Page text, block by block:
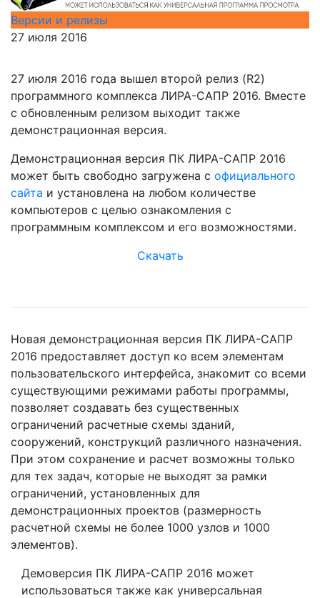
Версии и релизы
27 июля 2016
27 июля 2016 года вышел второй релиз (R2)
программного комплекса ЛИРА-САПР 2016. Вместе
с обновленным релизом выходит также
демонстрационная версия.
Демонстрационная версия ПК ЛИРА-САПР 2016
может быть свободно загружена с официального
сайта и установлена на любом количестве
компьютеров с целью ознакомления с
программным комплексом и его возможностями.
Скачать
Новая демонстрационная версия ПК ЛИРА-САПР
2016 предоставляет доступ ко всем элементам
пользовательского интерфейса, знакомит со всеми
существующими режимами работы программы,
позволяет создавать без существенных
ограничений расчетные схемы зданий,
сооружений, конструкций различного назначения.
При этом сохранение и расчет возможны только
для тех задач, которые не выходят за рамки
ограничений, установленных для
демонстрационных проектов (размерность
расчетной схемы не более 1000 узлов и 1000
элементов).
Демоверсия ПК ЛИРА-САПР 2016 может
использоваться также как универсальная